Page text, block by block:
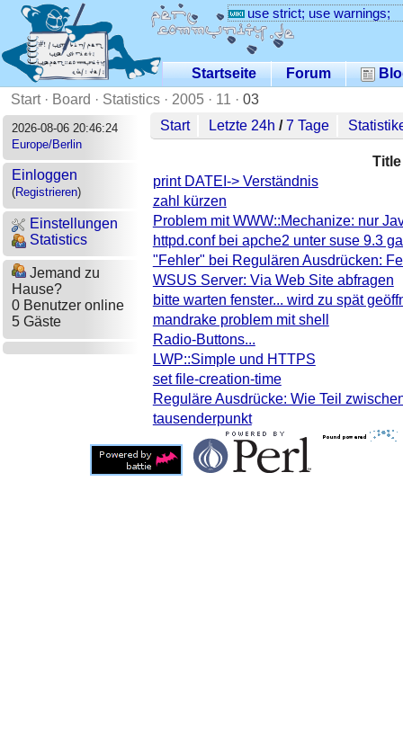
use strict; use warnings;
Startseite Forum
Start· Board · Statistics · 2005 · 11 · 03
2026-08-06 20:46:24
Europe/Berlin
Einloggen
(Registrieren)
Einstellungen
Statistics
Jemand zu
Hause?
0 Benutzer online
5 Gäste
Start Letzte 24h /7 Tage
Title
print DATEI-> Verständnis
zahl kürzen
Problem mit WWW::Mechanize: nur
httpd.conf bei apche2 unter suse 9.3
"Fehler" bei Regulären Ausdrücken:
WSUS Server: Via Web Site abfragen
bitte warten fenster... wird zu spät
mandrake problem mit shell
Radio-Buttons...
LWP::Simple und HTTPS
set file-creation-time
Reguläre Ausdrücke: Wie Teil
tausenderpunkt